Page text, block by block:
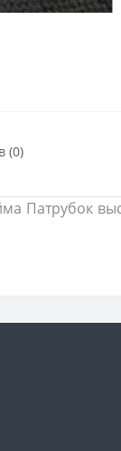
(0)
Патрубок